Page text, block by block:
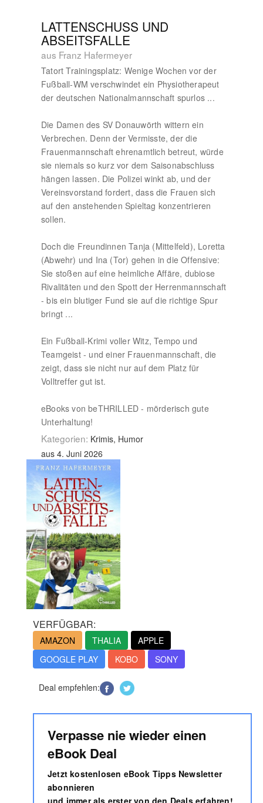
LATTENSCHUSS UND
ABSEITSFALLE
aus Franz Hafermeyer
Tatort Trainingsplatz: Wenige Wochen vor der
Fußball-WM verschwindet ein Physiotherapeut
der deutschen Nationalmannschaft spurlos ...
Die Damen des SV Donauwörth wittern ein
Verbrechen. Denn der Vermisste, der die
Frauenmannschaft ehrenamtlich betreut, würde
sie niemals so kurz vor dem Saisonabschluss
hängen lassen. Die Polizei winkt ab, und der
Vereinsvorstand fordert, dass die Frauen sich
auf den anstehenden Spieltag konzentrieren
sollen.
Doch die Freundinnen Tanja (Mittelfeld), Loretta
(Abwehr) und Ina (Tor) gehen in die Offensive:
Sie stoßen auf eine heimliche Affäre, dubiose
Rivalitäten und den Spott der Herrenmannschaft
- bis ein blutiger Fund sie auf die richtige Spur
bringt ...
Ein Fußball-Krimi voller Witz, Tempo und
Teamgeist - und einer Frauenmannschaft, die
zeigt, dass sie nicht nur auf dem Platz für
Volltreffer gut ist.
eBooks von beTHRILLED - mörderisch gute
Unterhaltung!
Kategorien: Krimis, Humor
aus 4. Juni 2026
VERFÜGBAR:
AMAZON THALIA
APPLE
GOOGLE PLAY
KOBO SONY
Deal empfehlen:
Verpasse nie wieder einen
eBook Deal
Jetzt kostenlosen eBook Tipps Newsletter
abonnieren